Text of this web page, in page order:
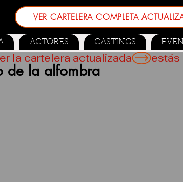
VER CARTELERA COMPLETA
ACTORES CASTINGS
de la alfombra
la cartelera actualizada